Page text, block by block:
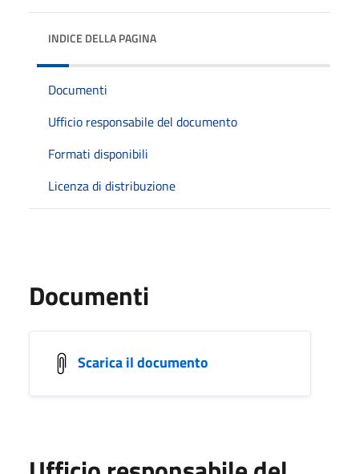
INDICE DELLA PAGINA
Documenti
Ufficio responsabile del documento
Formati disponibili
Licenza di distribuzione
Documenti
Scarica il documento